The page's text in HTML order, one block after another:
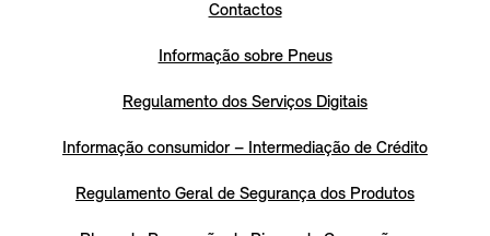
Contactos
Informação sobre Pneus
Regulamento dos Serviços Digitais
Informação consumidor – Intermediação de Crédito
Regulamento Geral de Segurança dos Produtos